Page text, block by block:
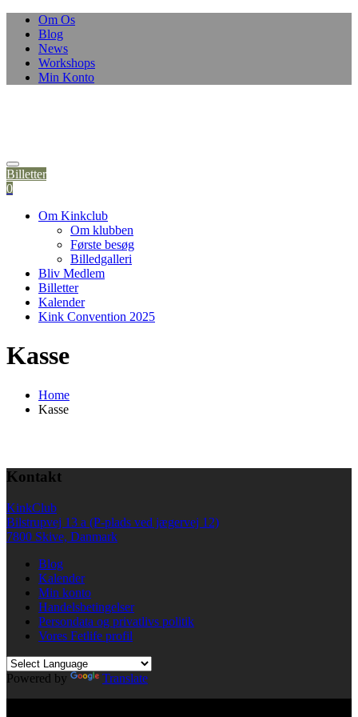
Skip
content
Om Os
Blog
News
Workshops
Min Konto
Billetter
0
Om Kinkclub
Om klubben
Første besøg
Billedgalleri
Bliv Medlem
Billetter
Kalender
Kink Convention 2025
Kasse
Home
Kasse
Kontakt
KinkClub
Bilstrupvej 13 a (P-plads ved jægervej 12)
7800 Skive, Danmark
Blog
Kalender
Min konto
Handelsbetingelser
Persondata og privatlivs politik
Vores Fetlife profil
Powered by
Translate